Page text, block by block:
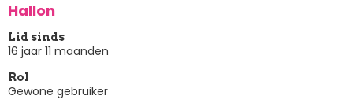
Hallon
Lid sinds
16 jaar 11 maanden
Rol
Gewone gebruiker